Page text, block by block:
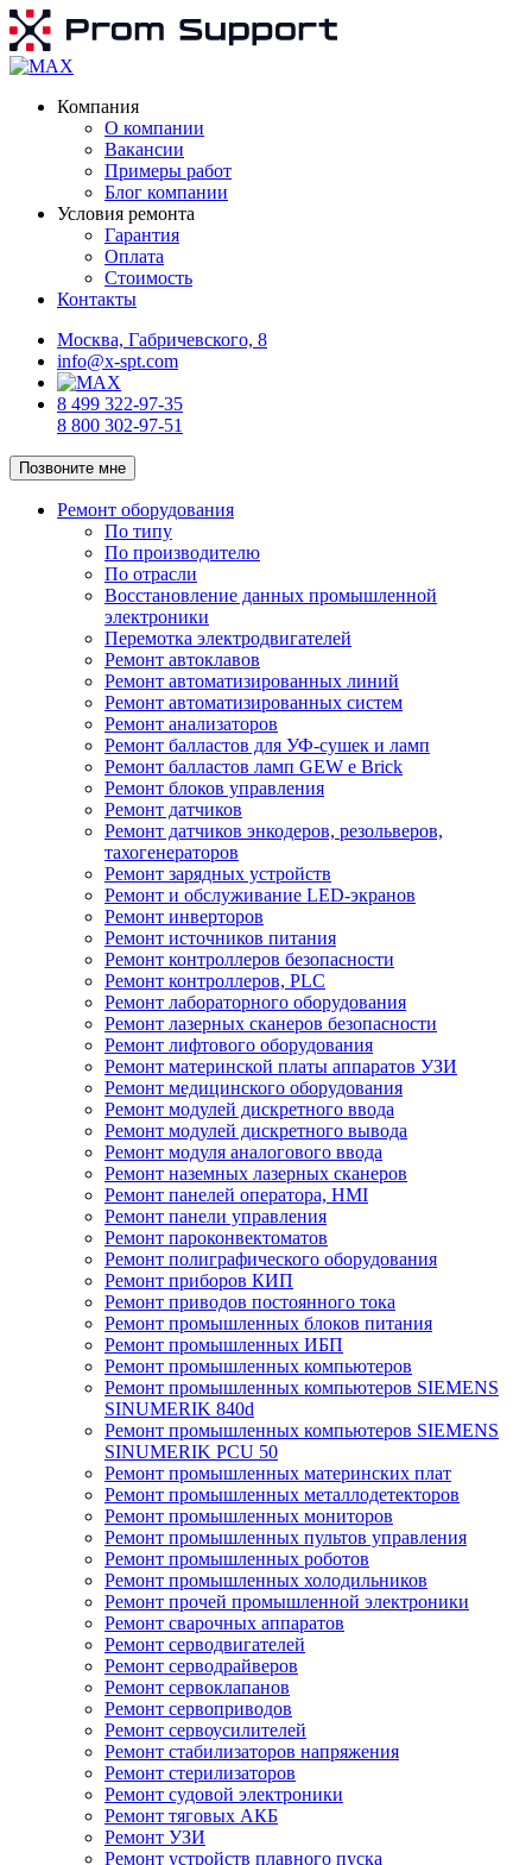
Компания
О компании
Вакансии
Примеры работ
Блог компании
Условия ремонта
Гарантия
Оплата
Стоимость
Контакты
Москва, Габричевского, 8
info@x-spt.com
8 499 322-97-35
8 800 302-97-51
Позвоните мне
Ремонт оборудования
По типу
По производителю
По отрасли
Восстановление данных промышленной
электроники
Перемотка электродвигателей
Ремонт автоклавов
Ремонт автоматизированных линий
Ремонт автоматизированных систем
Ремонт анализаторов
Ремонт балластов для УФ-сушек и ламп
Ремонт балластов ламп GEW e Brick
Ремонт блоков управления
Ремонт датчиков
Ремонт датчиков энкодеров, резольверов,
тахогенераторов
Ремонт зарядных устройств
Ремонт и обслуживание LED-экранов
Ремонт инверторов
Ремонт источников питания
Ремонт контроллеров безопасности
Ремонт контроллеров, PLC
Ремонт лабораторного оборудования
Ремонт лазерных сканеров безопасности
Ремонт лифтового оборудования
Ремонт материнской платы аппаратов УЗИ
Ремонт медицинского оборудования
Ремонт модулей дискретного ввода
Ремонт модулей дискретного вывода
Ремонт модуля аналогового ввода
Ремонт наземных лазерных сканеров
Ремонт панелей оператора, HMI
Ремонт панели управления
Ремонт пароконвектоматов
Ремонт полиграфического оборудования
Ремонт приборов КИП
Ремонт приводов постоянного тока
Ремонт промышленных блоков питания
Ремонт промышленных ИБП
Ремонт промышленных компьютеров
Ремонт промышленных компьютеров SIEMENS
SINUMERIK 840d
Ремонт промышленных компьютеров SIEMENS
SINUMERIK PCU 50
Ремонт промышленных материнских плат
Ремонт промышленных металлодетекторов
Ремонт промышленных мониторов
Ремонт промышленных пультов управления
Ремонт промышленных роботов
Ремонт промышленных холодильников
Ремонт прочей промышленной электроники
Ремонт сварочных аппаратов
Ремонт серводвигателей
Ремонт серводрайверов
Ремонт сервоклапанов
Ремонт сервоприводов
Ремонт сервоусилителей
Ремонт стабилизаторов напряжения
Ремонт стерилизаторов
Ремонт судовой электроники
Ремонт тяговых АКБ
Ремонт УЗИ
Ремонт устройств плавного пуска